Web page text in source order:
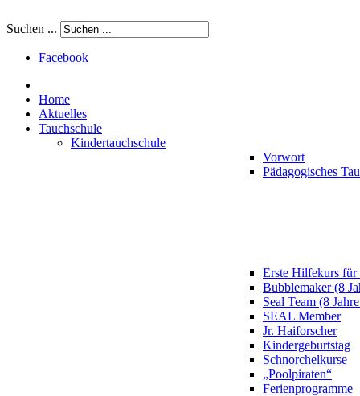
Suchen ...
Facebook
Home
Aktuelles
Tauchschule
Kindertauchschule
Vorwort
Pädagogisches
Erste Hilfekurs
Bubblemaker (8
Seal Team (8
SEAL Member
Jr. Haiforscher
Kindergeburtstag
Schnorchelkurse
„Poolpiraten“
Ferienprogramme